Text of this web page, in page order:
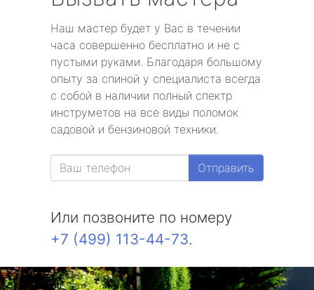
Наш мастер будет у Вас в течении
часа совершенно бесплатно и не с
пустыми руками. Благодаря большому
опыту за спиной у специалиста всегда
с собой в наличии полный спектр
инструметов на все виды поломок
садовой и бензиновой техники.
Отправить
Или позвоните по номеру
+7 (499) 113-44-73.